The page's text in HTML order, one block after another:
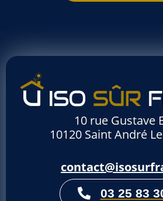
10 rue Gustave
10120 Saint André
03 25 83